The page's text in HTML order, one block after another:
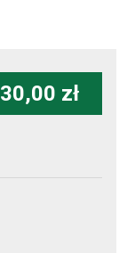
30,00 zł